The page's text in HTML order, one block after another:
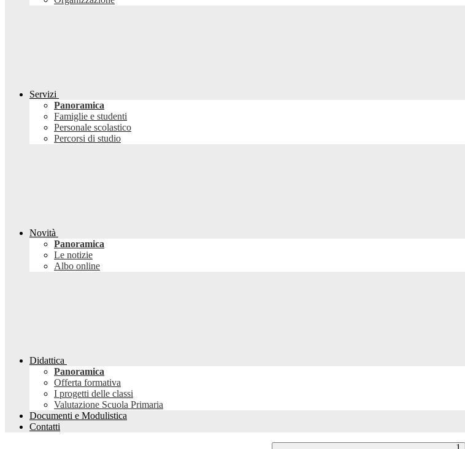
Servizi
Panoramica
Famiglie e studenti
Personale scolastico
Percorsi di studio
Novità
Panoramica
Le notizie
Albo online
Didattica
Panoramica
Offerta formativa
I progetti delle classi
Valutazione Scuola Primaria
Documenti e Modulistica
Contatti